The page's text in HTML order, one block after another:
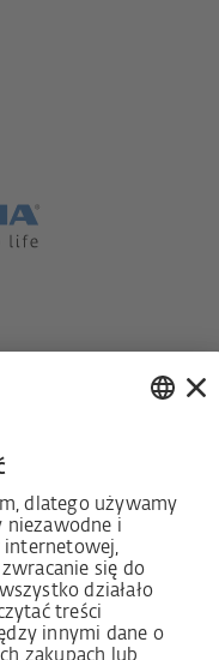
praw człowieka
z §§ 8, 9 ustawy o
(niem. LkSG)